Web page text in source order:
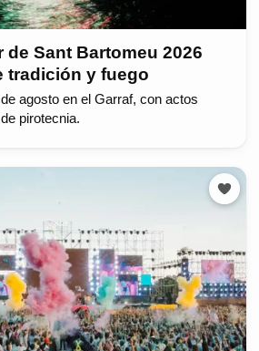
de Sant Bartomeu 2026
tradición y fuego
agosto en el Garraf, con actos
pirotecnia.